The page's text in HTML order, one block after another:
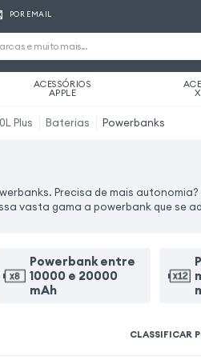
POR EMAIL
ACESSÓRIOS
APPLE
Plus Baterias Powerbanks
Precisa de mais
vasta gama a powerbank que se
Powerbank entre
10000 e 20000
mAh
CLASSIFICAR